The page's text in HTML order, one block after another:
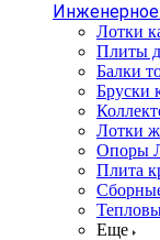
Лотки
Плиты
Балки
Бруски
Лотки
Опоры
Плита
Еще